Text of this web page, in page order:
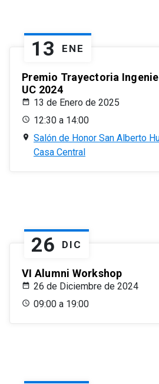
13 ENE
Premio Trayectoria
UC 2024
13 de Enero de 2025
12:30 a 14:00
Salón de Honor San Alberto
Casa Central
26 DIC
VI Alumni Workshop
26 de Diciembre de 2024
09:00 a 19:00